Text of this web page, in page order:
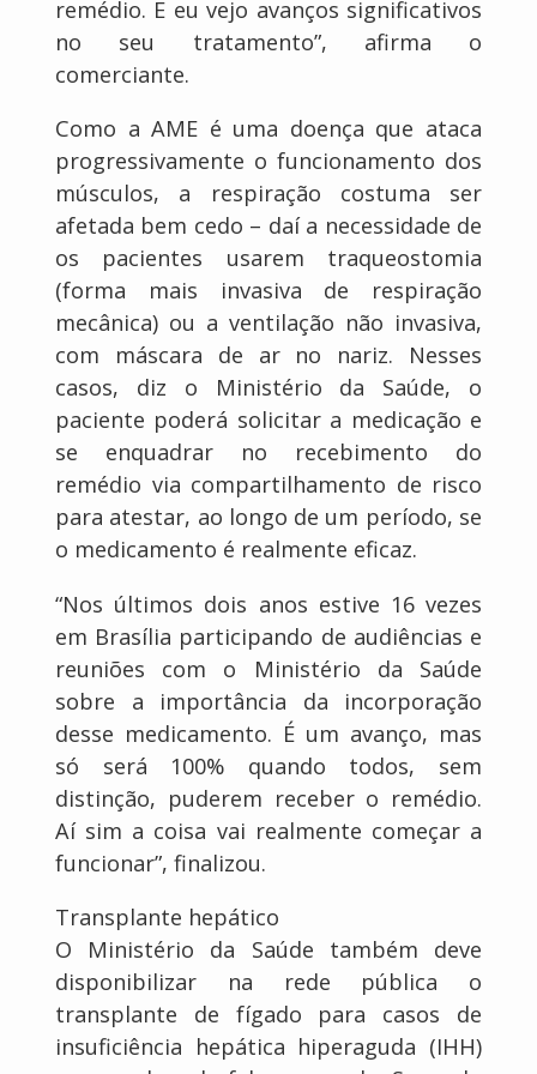
remédio. E eu vejo avanços significativos
no seu tratamento”, afirma o
comerciante.
Como a AME é uma doença que ataca
progressivamente o funcionamento dos
músculos, a respiração costuma ser
afetada bem cedo – daí a necessidade de
os pacientes usarem traqueostomia
(forma mais invasiva de respiração
mecânica) ou a ventilação não invasiva,
com máscara de ar no nariz. Nesses
casos, diz o Ministério da Saúde, o
paciente poderá solicitar a medicação e
se enquadrar no recebimento do
remédio via compartilhamento de risco
para atestar, ao longo de um período, se
o medicamento é realmente eficaz.
“Nos últimos dois anos estive 16 vezes
em Brasília participando de audiências e
reuniões com o Ministério da Saúde
sobre a importância da incorporação
desse medicamento. É um avanço, mas
só será 100% quando todos, sem
distinção, puderem receber o remédio.
Aí sim a coisa vai realmente começar a
funcionar”, finalizou.
Transplante hepático
O Ministério da Saúde também deve
disponibilizar na rede pública o
transplante de fígado para casos de
insuficiência hepática hiperaguda (IHH)